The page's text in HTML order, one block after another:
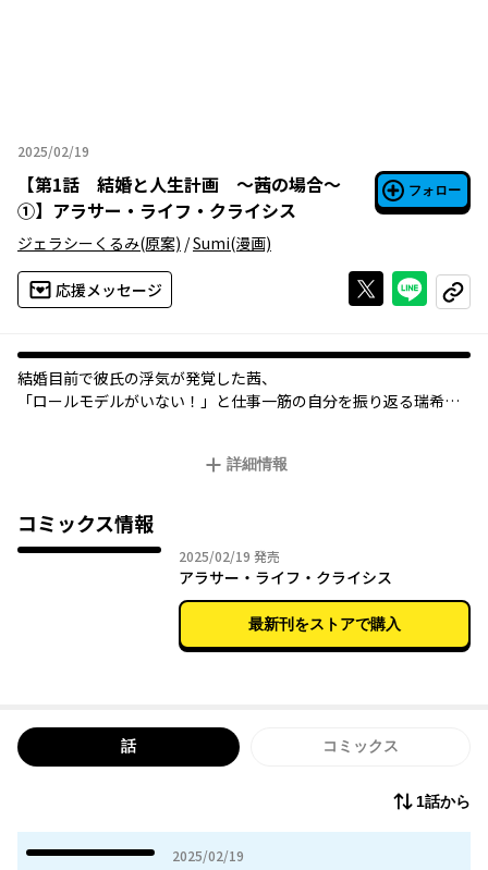
2025/02/19
2025年02月19日
【第1話 結婚と人生計画 ～茜の場合～
①】 アラサー・ライフ・クライシス
フォロー
ジェラシーくるみ(原案) /Sumi(漫画)
応援メッセージ Xで投稿する
ライン
コピー
結婚目前で彼氏の浮気が発覚した茜、
「ロールモデルがいない！」と仕事一筋の自分を振り返る瑞希、
詳細情報
コミックス情報
2025/02/19 2025年02月19日
発売
アラサー・ライフ・クライシス
最新刊をストアで購入
話 コミックス
1話から
2025/02/19
2025年02月19日